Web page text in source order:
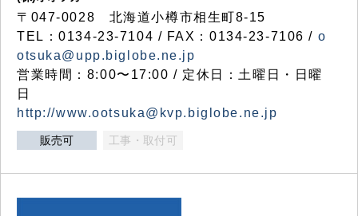
〒047-0028 北海道小樽市相生町8-15
TEL：0134-23-7104 / FAX：0134-23-7106 / o
otsuka@upp.biglobe.ne.jp
営業時間：8:00〜17:00 / 定休日：土曜日・日曜
日
http://www.ootsuka@kvp.biglobe.ne.jp
販売可 工事・取付可